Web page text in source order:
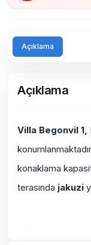
Açıklama
Açıklama
Villa Begonvil 1,
konaklama
terasında jakuzi